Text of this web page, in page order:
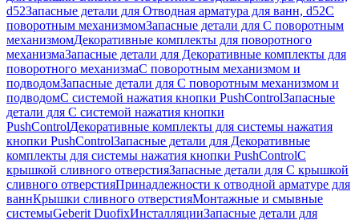
d52Запасные детали для Отводная арматура для ванн, d52С
поворотным механизмомЗапасные детали для С поворотным
механизмомДекоративные комплекты для поворотного
механизмаЗапасные детали для Декоративные комплекты для
поворотного механизмаС поворотным механизмом и
подводомЗапасные детали для С поворотным механизмом и
подводомС системой нажатия кнопки PushControlЗапасные
детали для С системой нажатия кнопки
PushControlДекоративные комплекты для системы нажатия
кнопки PushControlЗапасные детали для Декоративные
комплекты для системы нажатия кнопки PushControlС
крышкой сливного отверстияЗапасные детали для С крышкой
сливного отверстияПринадлежности к отводной арматуре для
ваннКрышки сливного отверстияМонтажные и смывные
системыGeberit DuofixИнсталляцииЗапасные детали для